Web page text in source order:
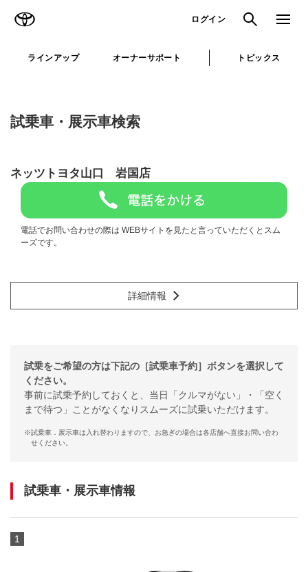
ログイン 検索 メニュ
ラインアップ オーナーサポート トピックス
試乗車・展示車検索
ネッツトヨタ山口 岩国店
電話でお問い合わせの際は WEBサイトを見たと言っていただくとスム
ーズです。
詳細情報
試乗をご希望の方は下記の［試乗車予約］ボタンを選択して
ください。
事前に試乗予約しておくと、当日「クルマがない」・「空く
まで待つ」ことがなくなりスムーズに試乗いただけます。
※試乗車．展示車は入れ替わりますので、お急ぎの場合は各店舗へ直接お問い合わ
せください。
試乗車・展示車情報
1